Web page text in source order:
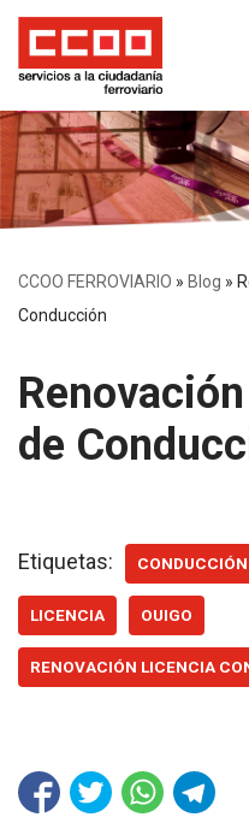
Saltar
contenido
CCOO FERROVIARIO » Blog »
Conducción
de
Etiquetas: CONDUCCIÓN
LICENCIA OUIGO
RENOVACIÓN LICENCIA